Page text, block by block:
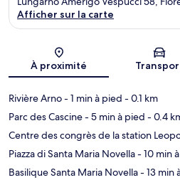
Carte
Afficher sur la carte
À proximité
Rivière Arno- 1 min à pied - 0.1 km
Parc des Cascine- 5 min à pied - 0.4
Centre des congrès de la station
Piazza di Santa Maria Novella- 10 min
Basilique Santa Maria Novella- 13 min